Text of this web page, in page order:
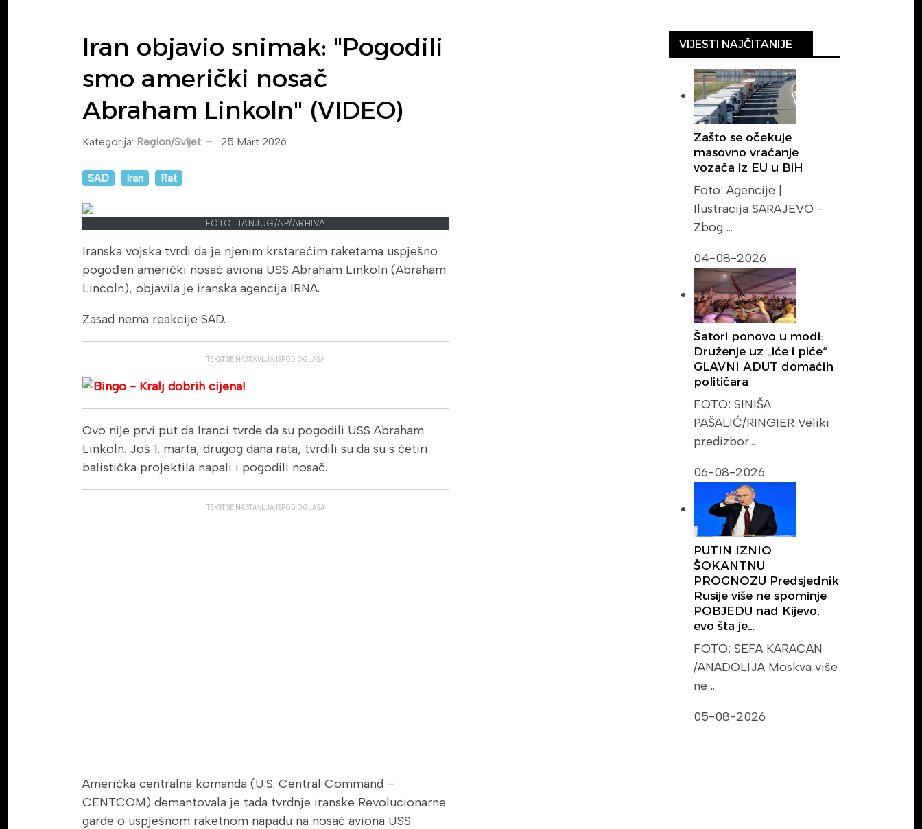
Iran objavio snimak: "Pogodili
smo američki nosač
Abraham Linkoln" (VIDEO)
Kategorija: Region/Svijet 25 Mart 2026
SAD Iran Rat
FOTO: TANJUG/AP/ARHIVA
Iranska vojska tvrdi da je njenim krstarećim raketama uspješno
pogođen američki nosač aviona USS Abraham Linkoln (Abraham
Lincoln), objavila je iranska agencija IRNA.
Zasad nema reakcije SAD.
TEKST SE NASTAVLJA ISPOD OGLASA
Ovo nije prvi put da Iranci tvrde da su pogodili USS Abraham
Linkoln. Još 1. marta, drugog dana rata, tvrdili su da su s četiri
balistička projektila napali i pogodili nosač.
TEKST SE NASTAVLJA ISPOD OGLASA
Američka centralna komanda (U.S. Central Command –
CENTCOM) demantovala je tada tvrdnje iranske Revolucionarne
garde o uspješnom raketnom napadu na nosač aviona USS
VIJESTI NAJČITANIJE
Zašto se očekuje
masovno vraćanje
vozača iz EU u BiH
Foto: Agencije |
Ilustracija SARAJEVO -
Zbog …
04-08-2026
Šatori ponovo u modi:
Druženje uz „iće i piće“
GLAVNI ADUT domaćih
političara
FOTO: SINIŠA
PAŠALIĆ/RINGIER Veliki
predizbor…
06-08-2026
PUTIN IZNIO
ŠOKANTNU
PROGNOZU Predsjednik
Rusije više ne spominje
POBJEDU nad Kijevo,
evo šta je…
FOTO: SEFA KARACAN
/ANADOLIJA Moskva više
ne …
05-08-2026